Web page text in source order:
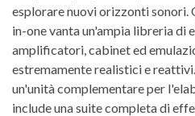
esplorare nuovi orizzonti sonori.
in-one vanta un'ampia libreria di
amplificatori, cabinet ed
estremamente realistici e
un'unità complementare per
include una suite completa di